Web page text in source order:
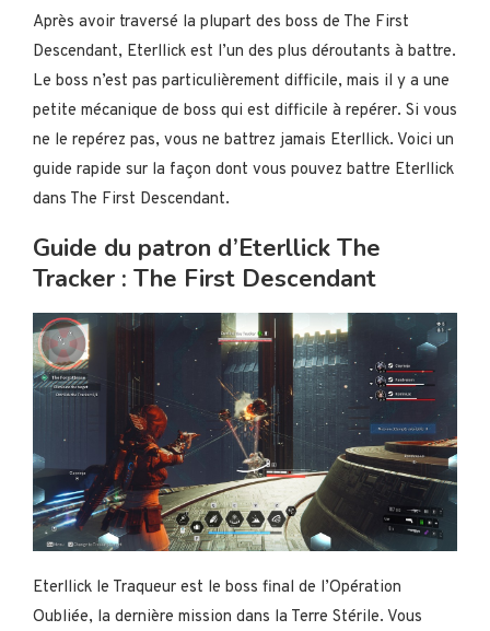
Après avoir traversé la plupart des boss de The First
Descendant, Eterllick est l’un des plus déroutants à battre.
Le boss n’est pas particulièrement difficile, mais il y a une
petite mécanique de boss qui est difficile à repérer. Si vous
ne le repérez pas, vous ne battrez jamais Eterllick. Voici un
guide rapide sur la façon dont vous pouvez battre Eterllick
dans The First Descendant.
Guide du patron d’Eterllick The
Tracker : The First Descendant
Eterllick le Traqueur est le boss final de l’Opération
Oubliée, la dernière mission dans la Terre Stérile. Vous